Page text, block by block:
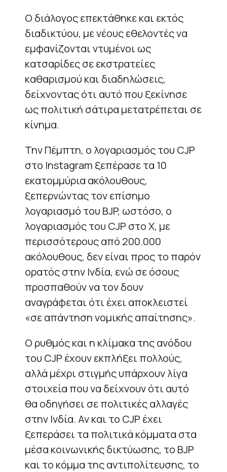
Ο διάλογος επεκτάθηκε και εκτός
διαδικτύου, με νέους εθελοντές να
εμφανίζονται ντυμένοι ως
κατσαρίδες σε εκστρατείες
καθαρισμού και διαδηλώσεις,
δείχνοντας ότι αυτό που ξεκίνησε
ως πολιτική σάτιρα μετατρέπεται σε
κίνημα.
Την Πέμπτη, ο λογαριασμός του CJP
στο Instagram ξεπέρασε τα 10
εκατομμύρια ακόλουθους,
ξεπερνώντας τον επίσημο
λογαριασμό του BJP, ωστόσο, ο
λογαριασμός του CJP στο X, με
περισσότερους από 200.000
ακόλουθους, δεν είναι προς το παρόν
ορατός στην Ινδία, ενώ σε όσους
προσπαθούν να τον δουν
αναγράφεται ότι έχει αποκλειστεί
«σε απάντηση νομικής απαίτησης».
Ο ρυθμός και η κλίμακα της ανόδου
του CJP έχουν εκπλήξει πολλούς,
αλλά μέχρι στιγμής υπάρχουν λίγα
στοιχεία που να δείχνουν ότι αυτό
θα οδηγήσει σε πολιτικές αλλαγές
στην Ινδία. Αν και το CJP έχει
ξεπεράσει τα πολιτικά κόμματα στα
μέσα κοινωνικής δικτύωσης, το BJP
και το κόμμα της αντιπολίτευσης, το